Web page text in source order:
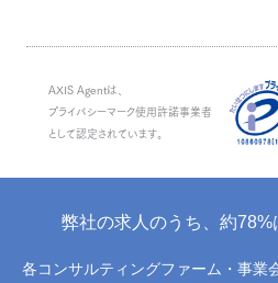
AXIS Agentは、
プライバシーマーク使用許諾事業者
として認定されています。
弊社の求人のうち、約78%
各コンサルティングファーム・事業